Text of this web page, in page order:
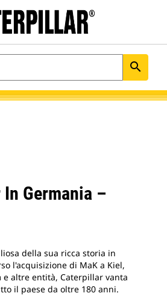
search
Germania –
della sua ricca storia in
l'acquisizione di MaK a Kiel,
e altre entità, Caterpillar vanta
il paese da oltre 180 anni.